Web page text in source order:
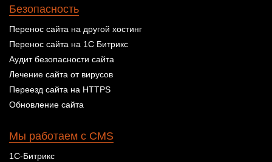
Безопасность
Перенос сайта на другой хостинг
Перенос сайта на 1С Битрикс
Аудит безопасности сайта
Лечение сайта от вирусов
Переезд сайта на HTTPS
Обновление сайта
Мы работаем с CMS
1С-Битрикс